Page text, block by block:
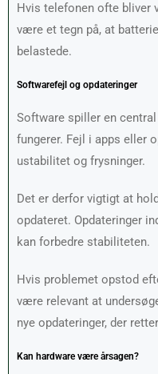
Hvis telefonen ofte bliver
være et tegn på, at
belastede.
Softwarefejl og opdateringer
Software spiller en
fungerer. Fejl i apps eller
ustabilitet og frysninger.
Det er derfor vigtigt at
opdateret. Opdateringer
kan forbedre stabiliteten.
Hvis problemet opstod
være relevant at
nye opdateringer, der
Kan hardware være årsagen?